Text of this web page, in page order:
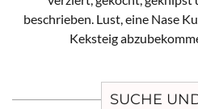
beschrieben. Lust, eine Nase
Keksteig
SUCHE